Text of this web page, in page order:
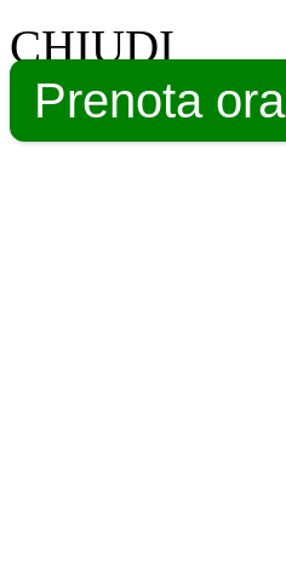
CHIUDI
Prenota ora